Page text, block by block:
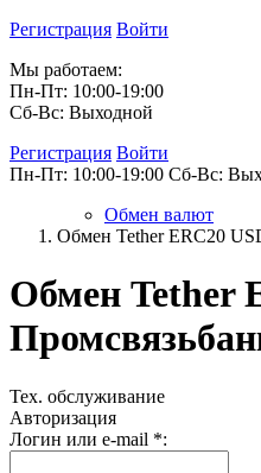
Регистрация Войти
Мы работаем:
Пн-Пт: 10:00-19:00
Сб-Вс: Выходной
Регистрация Войти
Пн-Пт: 10:00-19:00 Сб-Вс:
Обмен валют
Обмен Tether ERC20
Обмен Tether
Тех. обслуживание
Авторизация
Логин или e-mail *: